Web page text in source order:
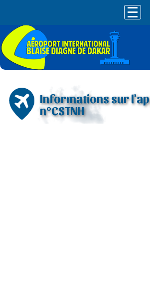
Informations sur
n°CSTNH